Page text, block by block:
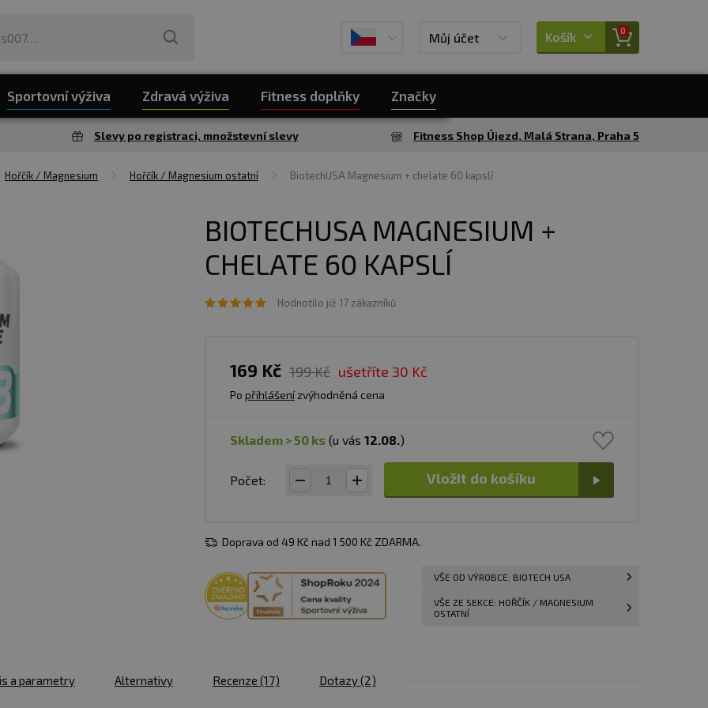
Můj účet Košík 0
Sportovní výživa Zdravá výživa Fitness doplňky Značky
Slevy po registraci, množstevní slevy Fitness Shop Újezd, Malá Strana, Praha 5
Hořčík / Magnesium Hořčík / Magnesium ostatní BiotechUSA Magnesium + chelate 60 kapslí
BIOTECHUSA MAGNESIUM +
CHELATE 60 KAPSLÍ
Hodnotilo již 17 zákazníků
169 Kč 199 Kč ušetříte 30 Kč
Po přihlášenízvýhodněná cena
skladem > 50 ks (u vás 12.08.)
Počet: Vložit do košíku
Doprava od 49 Kč nad 1 500 Kč ZDARMA.
VŠE OD VÝROBCE: BIOTECH USA
VŠE ZE SEKCE: HOŘČÍK / MAGNESIUM
OSTATNÍ
a parametry Alternativy Recenze (17) Dotazy(2)